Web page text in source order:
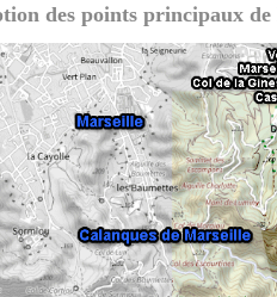
des points principaux de